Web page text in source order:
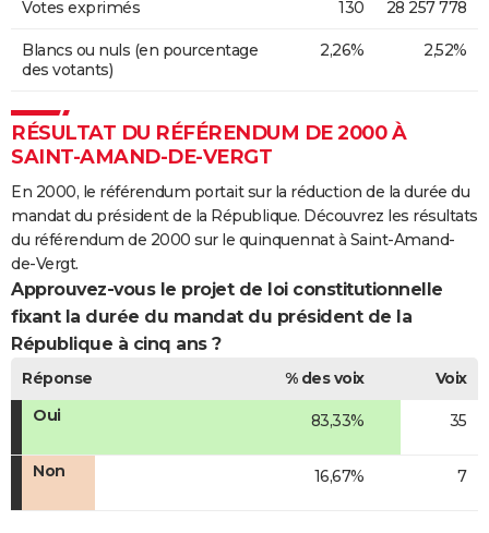
Votes exprimés 130 28 257 778
Blancs ou nuls (en pourcentage
des votants)
2,26% 2,52%
RÉSULTAT DU RÉFÉRENDUM DE 2000 À
SAINT-AMAND-DE-VERGT
En 2000, le référendum portait sur la réduction de la durée du
mandat du président de la République. Découvrez les résultats
du référendum de 2000 sur le quinquennat à Saint-Amand-
de-Vergt.
Approuvez-vous le projet de loi constitutionnelle
fixant la durée du mandat du président de la
République à cinq ans ?
Réponse % des voix
Voix
Oui
83,33% 35
Non 16,67% 7